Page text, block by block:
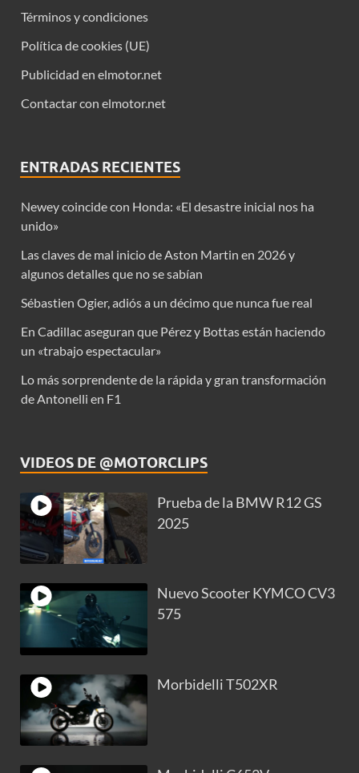
Términos y condiciones
Política de cookies (UE)
Publicidad en elmotor.net
Contactar con elmotor.net
ENTRADAS RECIENTES
Newey coincide con Honda: «El desastre inicial nos ha
unido»
Las claves de mal inicio de Aston Martin en 2026 y
algunos detalles que no se sabían
Sébastien Ogier, adiós a un décimo que nunca fue real
En Cadillac aseguran que Pérez y Bottas están haciendo
un «trabajo espectacular»
Lo más sorprendente de la rápida y gran transformación
de Antonelli en F1
VIDEOS DE @MOTORCLIPS
Prueba de la BMW R12 GS
2025
Nuevo Scooter KYMCO CV3
575
Morbidelli T502XR